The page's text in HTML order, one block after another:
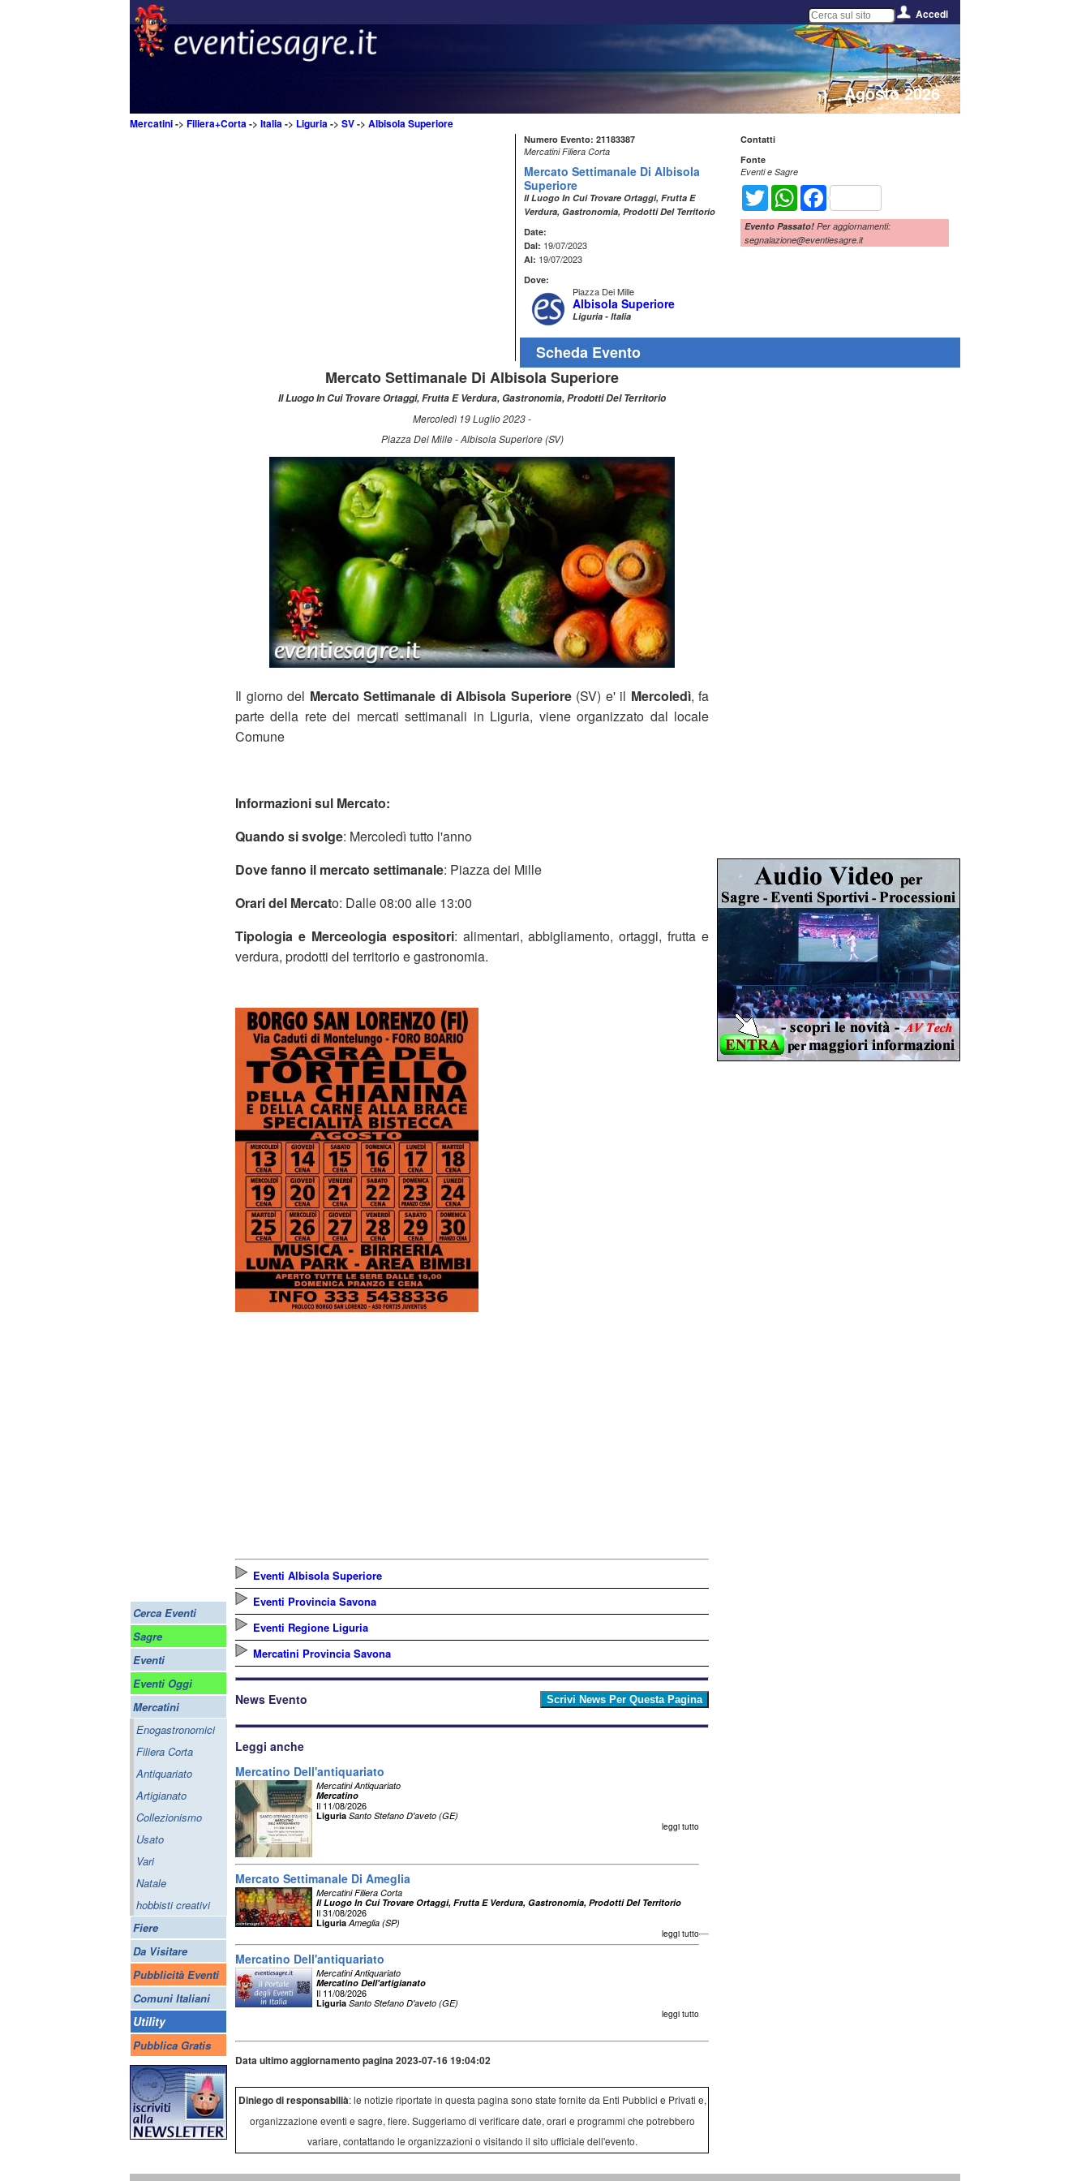
Accedi
Agosto 2026
Mercatini-> Filiera+Corta-> Italia-> Liguria-> SV-> Albisola Superiore
Cerca Eventi
Sagre
Eventi
Eventi Oggi
Mercatini
Enogastronomici
Filiera Corta
Antiquariato
Artigianato
Collezionismo
Usato
Vari
Natale
hobbisti creativi
Fiere
Da Visitare
Pubblicità Eventi
Comuni Italiani
Utility
Pubblica Gratis
Numero Evento: 21183387
Mercatini Filiera Corta
Mercato Settimanale Di Albisola
Superiore
Il Luogo In Cui Trovare Ortaggi, Frutta E
Verdura, Gastronomia, Prodotti Del Territorio
Date:
Dal: 19/07/2023
Al: 19/07/2023
Dove:
Piazza Dei Mille
Albisola Superiore
Liguria - Italia
Contatti
Fonte
Eventi e Sagre
Twitter WhatsAppFacebook
Evento Passato! Per aggiornamenti:
segnalazione@eventiesagre.it
Scheda Evento
Mercato Settimanale Di Albisola Superiore
Il Luogo In Cui Trovare Ortaggi, Frutta E Verdura, Gastronomia, Prodotti Del Territorio
Mercoledì 19 Luglio 2023 -
Piazza Dei Mille - Albisola Superiore (SV)
Il giorno del Mercato Settimanale di Albisola Superiore (SV) e' il Mercoledì, fa
parte della rete dei mercati settimanali in Liguria, viene organizzato dal locale
Comune
Informazioni sul Mercato:
Quando si svolge: Mercoledì tutto l'anno
Dove fanno il mercato settimanale: Piazza dei Mille
Orari del Mercato: Dalle 08:00 alle 13:00
Tipologia e Merceologia espositori: alimentari, abbigliamento, ortaggi, frutta e
verdura, prodotti del territorio e gastronomia.
Eventi Albisola Superiore
Eventi Provincia Savona
Eventi Regione Liguria
Mercatini Provincia Savona
News Evento
Leggi anche
Mercatino Dell'antiquariato
Mercatini Antiquariato
Mercatino
Il 11/08/2026
Liguria Santo Stefano D'aveto (GE)
leggi tutto
Mercato Settimanale Di Ameglia
Mercatini Filiera Corta
Il Luogo In Cui Trovare Ortaggi, Frutta E Verdura, Gastronomia, Prodotti Del Territorio
Il 31/08/2026
Liguria Ameglia (SP)
leggi tutto
Mercatino Dell'antiquariato
Mercatini Antiquariato
Mercatino Dell'artigianato
Il 11/08/2026
Liguria Santo Stefano D'aveto (GE)
leggi tutto
Data ultimo aggiornamento pagina 2023-07-16 19:04:02
Diniego di responsabilià: le notizie riportate in questa pagina sono state fornite da Enti Pubblici e Privati e,
organizzazione eventi e sagre, fiere. Suggeriamo di verificare date, orari e programmi che potrebbero
variare, contattando le organizzazioni o visitando il sito ufficiale dell'evento.